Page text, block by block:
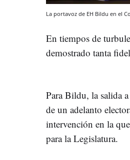
La portavoz de EH Bildu en el
En tiempos de
demostrado tanta
Para Bildu, la salida
de un adelanto
intervención en la
para la Legislatura.